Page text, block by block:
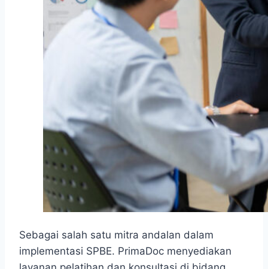
Sebagai salah satu mitra andalan dalam
implementasi SPBE. PrimaDoc menyediakan